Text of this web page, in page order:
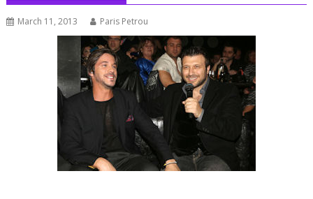
March 11, 2013 Paris Petrou